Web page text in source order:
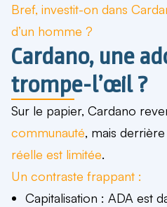
Bref, investit-on dans
d’un homme ?
Cardano, une
trompe-l’œil ?
Sur le papier, Cardano
communauté, mais
réelle est limitée.
Un contraste frappant :
Capitalisation : ADA est